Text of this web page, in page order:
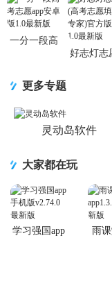
费版
一分一段高
版
好志灯志
更多专题
灵动岛软件
大家都在玩
学习强国app
雨